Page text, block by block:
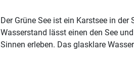
Der Grüne See ist ein Karstsee in
Wasserstand lässt einen den See
Sinnen erleben. Das glasklare